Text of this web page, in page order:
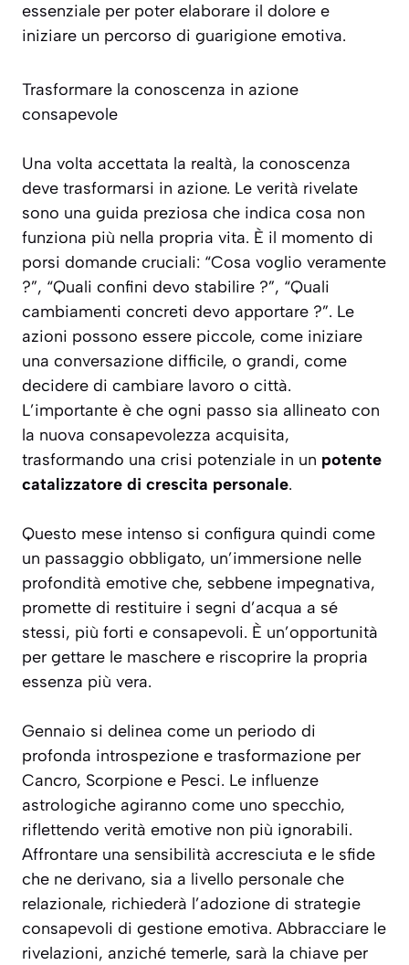
essenziale per poter elaborare il dolore e
iniziare un percorso di guarigione emotiva.
Trasformare la conoscenza in azione
consapevole
Una volta accettata la realtà, la conoscenza
deve trasformarsi in azione. Le verità rivelate
sono una guida preziosa che indica cosa non
funziona più nella propria vita. È il momento di
porsi domande cruciali: “Cosa voglio veramente
?”, “Quali confini devo stabilire ?”, “Quali
cambiamenti concreti devo apportare ?”. Le
azioni possono essere piccole, come iniziare
una conversazione difficile, o grandi, come
decidere di cambiare lavoro o città.
L’importante è che ogni passo sia allineato con
la nuova consapevolezza acquisita,
trasformando una crisi potenziale in un potente
catalizzatore di crescita personale.
Questo mese intenso si configura quindi come
un passaggio obbligato, un’immersione nelle
profondità emotive che, sebbene impegnativa,
promette di restituire i segni d’acqua a sé
stessi, più forti e consapevoli. È un’opportunità
per gettare le maschere e riscoprire la propria
essenza più vera.
Gennaio si delinea come un periodo di
profonda introspezione e trasformazione per
Cancro, Scorpione e Pesci. Le influenze
astrologiche agiranno come uno specchio,
riflettendo verità emotive non più ignorabili.
Affrontare una sensibilità accresciuta e le sfide
che ne derivano, sia a livello personale che
relazionale, richiederà l’adozione di strategie
consapevoli di gestione emotiva. Abbracciare le
rivelazioni, anziché temerle, sarà la chiave per